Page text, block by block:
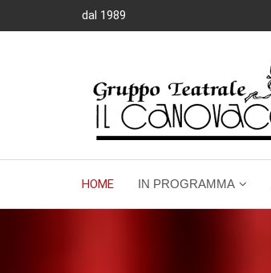
dal 1989
HOME IN PROGRAMMA